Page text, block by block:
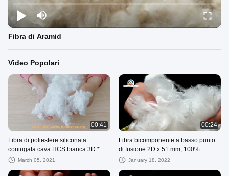
Fibra di Aramid
Video Popolari
00:41
Fibra di poliestere siliconata
coniugata cava HCS bianca 3D *
64MMMarch 05, 2021
00:24
Fibra bicomponente a basso punto
di fusione 2D x 51 mm, 100%
poliestere, bianco
January 18, 2022